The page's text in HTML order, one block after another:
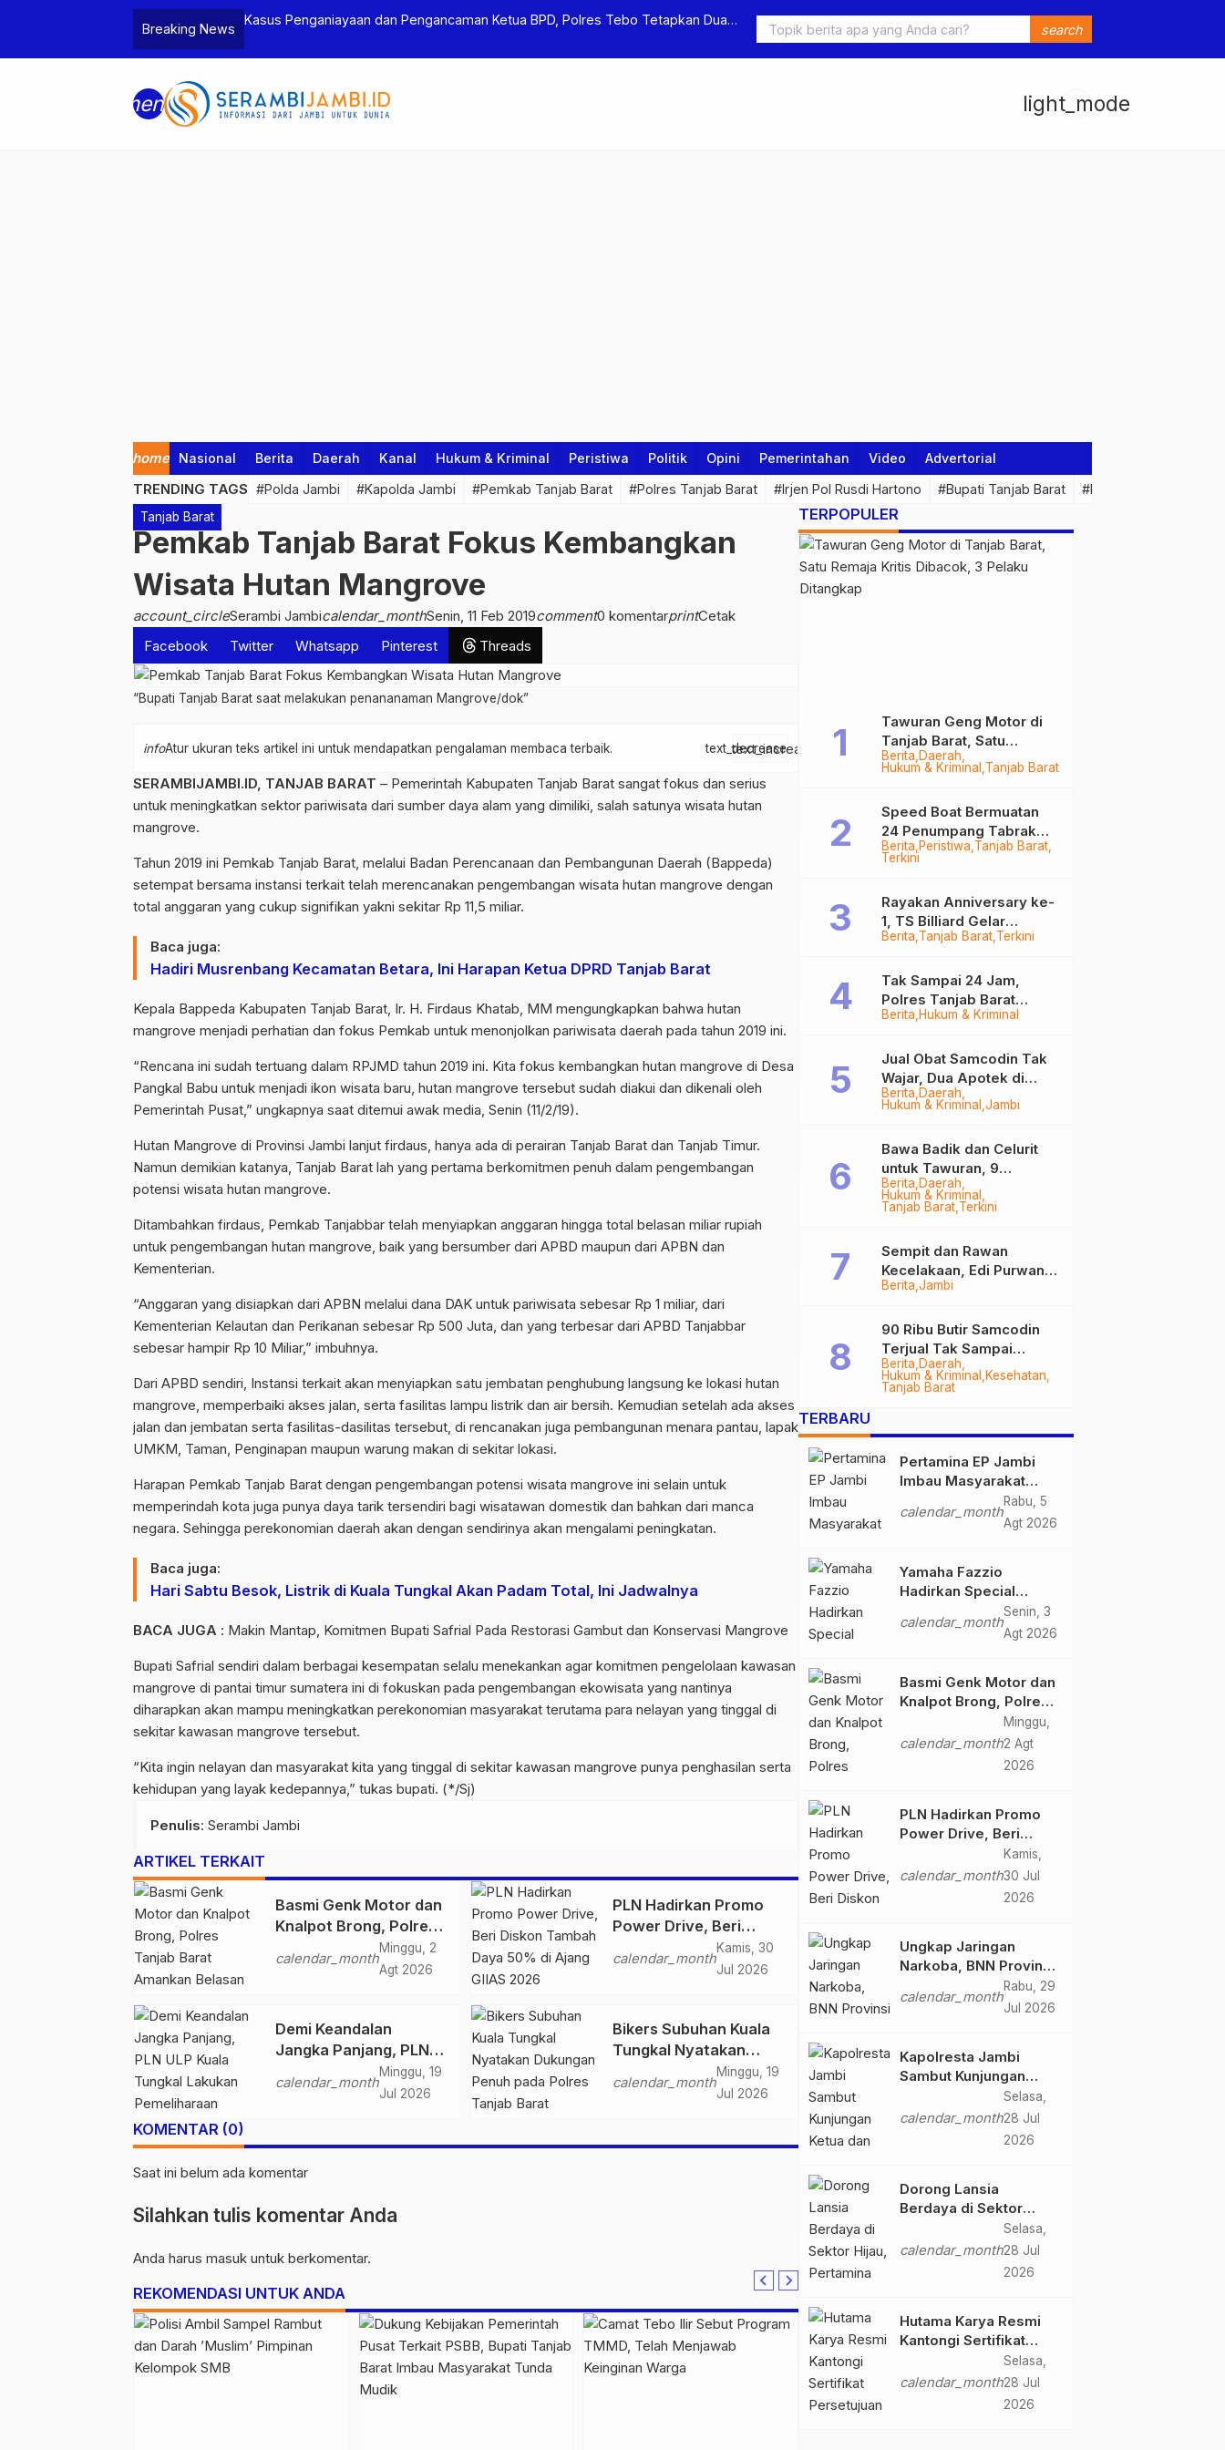
Breaking News
Kasus Penganiayaan dan Pengancaman Ketua BPD, Polres Tebo Tetapkan Dua
Polres Tebo Ungkap Kasus Pengeroyokan dan Penganiayaan, Dua Pelaku
Pengeroyokan di Sumay Ditahan
search
menu light_mode
home Nasional Berita Daerah Kanal Hukum & Kriminal Peristiwa Politik Opini Pemerintahan Video Advertorial
TRENDING TAGS #Polda Jambi #Kapolda Jambi #Pemkab Tanjab Barat #Polres Tanjab Barat #Irjen Pol Rusdi Hartono #Bupati Tanjab Barat #Pemprov Jambi
Tanjab Barat
Pemkab Tanjab Barat Fokus Kembangkan
Wisata Hutan Mangrove
account_circleSerambi Jambicalendar_monthSenin, 11 Feb 2019comment0 komentarprintCetak
Facebook
Twitter Whatsapp Pinterest Threads
“Bupati Tanjab Barat saat melakukan penananaman Mangrove/dok”
infoAtur ukuran teks artikel ini untuk mendapatkan pengalaman membaca terbaik. text_decrease
text_increase
SERAMBIJAMBI.ID, TANJAB BARAT – Pemerintah Kabupaten Tanjab Barat sangat fokus dan serius
untuk meningkatkan sektor pariwisata dari sumber daya alam yang dimiliki, salah satunya wisata hutan
mangrove.
Tahun 2019 ini Pemkab Tanjab Barat, melalui Badan Perencanaan dan Pembangunan Daerah (Bappeda)
setempat bersama instansi terkait telah merencanakan pengembangan wisata hutan mangrove dengan
total anggaran yang cukup signifikan yakni sekitar Rp 11,5 miliar.
Baca juga:
Hadiri Musrenbang Kecamatan Betara, Ini Harapan Ketua DPRD Tanjab Barat
Kepala Bappeda Kabupaten Tanjab Barat, Ir. H. Firdaus Khatab, MM mengungkapkan bahwa hutan
mangrove menjadi perhatian dan fokus Pemkab untuk menonjolkan pariwisata daerah pada tahun 2019 ini.
“Rencana ini sudah tertuang dalam RPJMD tahun 2019 ini. Kita fokus kembangkan hutan mangrove di Desa
Pangkal Babu untuk menjadi ikon wisata baru, hutan mangrove tersebut sudah diakui dan dikenali oleh
Pemerintah Pusat,” ungkapnya saat ditemui awak media, Senin (11/2/19).
Hutan Mangrove di Provinsi Jambi lanjut firdaus, hanya ada di perairan Tanjab Barat dan Tanjab Timur.
Namun demikian katanya, Tanjab Barat lah yang pertama berkomitmen penuh dalam pengembangan
potensi wisata hutan mangrove.
Ditambahkan firdaus, Pemkab Tanjabbar telah menyiapkan anggaran hingga total belasan miliar rupiah
untuk pengembangan hutan mangrove, baik yang bersumber dari APBD maupun dari APBN dan
Kementerian.
“Anggaran yang disiapkan dari APBN melalui dana DAK untuk pariwisata sebesar Rp 1 miliar, dari
Kementerian Kelautan dan Perikanan sebesar Rp 500 Juta, dan yang terbesar dari APBD Tanjabbar
sebesar hampir Rp 10 Miliar,” imbuhnya.
Dari APBD sendiri, Instansi terkait akan menyiapkan satu jembatan penghubung langsung ke lokasi hutan
mangrove, memperbaiki akses jalan, serta fasilitas lampu listrik dan air bersih. Kemudian setelah ada akses
jalan dan jembatan serta fasilitas-dasilitas tersebut, di rencanakan juga pembangunan menara pantau, lapak
UMKM, Taman, Penginapan maupun warung makan di sekitar lokasi.
Harapan Pemkab Tanjab Barat dengan pengembangan potensi wisata mangrove ini selain untuk
memperindah kota juga punya daya tarik tersendiri bagi wisatawan domestik dan bahkan dari manca
negara. Sehingga perekonomian daerah akan dengan sendirinya akan mengalami peningkatan.
Baca juga:
Hari Sabtu Besok, Listrik di Kuala Tungkal Akan Padam Total, Ini Jadwalnya
BACA JUGA : Makin Mantap, Komitmen Bupati Safrial Pada Restorasi Gambut dan Konservasi Mangrove
Bupati Safrial sendiri dalam berbagai kesempatan selalu menekankan agar komitmen pengelolaan kawasan
mangrove di pantai timur sumatera ini di fokuskan pada pengembangan ekowisata yang nantinya
diharapkan akan mampu meningkatkan perekonomian masyarakat terutama para nelayan yang tinggal di
sekitar kawasan mangrove tersebut.
“Kita ingin nelayan dan masyarakat kita yang tinggal di sekitar kawasan mangrove punya penghasilan serta
kehidupan yang layak kedepannya,” tukas bupati. (*/Sj)
Penulis: Serambi Jambi
ARTIKEL TERKAIT
Basmi Genk Motor dan
Knalpot Brong, Polres
Tanjab Barat Amankan
Belasan Kendaraan
calendar_month
Minggu, 2
Agt 2026
PLN Hadirkan Promo
Power Drive, Beri
Diskon Tambah Daya
50% di Ajang GIIAS
calendar_month
Kamis, 30
Jul 2026
Demi Keandalan
Jangka Panjang, PLN
ULP Kuala Tungkal
Lakukan Pemeliharaan
calendar_month
Minggu, 19
Jul 2026
Bikers Subuhan Kuala
Tungkal Nyatakan
Dukungan Penuh pada
Polres Tanjab Barat
calendar_month
Minggu, 19
Jul 2026
KOMENTAR (0)
Saat ini belum ada komentar
Silahkan tulis komentar Anda
Anda harus masuk untuk berkomentar.
REKOMENDASI UNTUK ANDA
TERPOPULER
Berita Daerah
Hukum & Kriminal Tanjab Barat
Tawuran Geng Motor di
Tanjab Barat, Satu
Remaja Kritis Dibacok, 3
Pelaku Ditangkap
Berita Peristiwa Tanjab Barat
Terkini
Speed Boat Bermuatan
24 Penumpang Tabrak
Togok di Kuala Tungkal,
Berita Tanjab Barat Terkini
Rayakan Anniversary ke-
1, TS Billiard Gelar
Turnamen 9 Ball
Berita Hukum & Kriminal
Tak Sampai 24 Jam,
Polres Tanjab Barat
Ringkus Komplotan
Tungkal
Berita Daerah
Hukum & Kriminal Jambi
Jual Obat Samcodin Tak
Wajar, Dua Apotek di
Tanjab Barat Disegel
Berita Daerah
Hukum & Kriminal
Tanjab Barat Terkini
Bawa Badik dan Celurit
untuk Tawuran, 9
Anggota Geng Motor di
Tanjab Barat Diringkus
Berita Jambi
Sempit dan Rawan
Kecelakaan, Edi Purwanto
Targetkan Jalan Lintas
2028
Berita Daerah
Hukum & Kriminal
Kesehatan
Tanjab Barat
90 Ribu Butir Samcodin
Terjual Tak Sampai
Setahun, Indra Safari
Desak Audit Menyeluruh
TERBARU
Pertamina EP Jambi
Imbau Masyarakat
Tidak Beraktivitas di
Atas Jalur Pipa Migas
calendar_month
Rabu, 5
Agt 2026
Yamaha Fazzio
Hadirkan Special
Edition Sunset Blue,
Tampilkan Nuansa
calendar_month
Senin, 3
Agt 2026
Basmi Genk Motor dan
Knalpot Brong, Polres
Tanjab Barat Amankan
Belasan Kendaraan
calendar_month
Minggu,
2 Agt
2026
PLN Hadirkan Promo
Power Drive, Beri
Diskon Tambah Daya
50% di Ajang GIIAS
calendar_month
Kamis,
30 Jul
2026
Ungkap Jaringan
Narkoba, BNN Provinsi
Jambi dan Bea Cukai
Amankan Sembilan
Gram Sabu
calendar_month
Rabu, 29
Jul 2026
Kapolresta Jambi
Sambut Kunjungan
Ketua dan Pengurus
PWI Kota Jambi
Perkuat Sinergi dan
calendar_month
Selasa,
28 Jul
2026
Dorong Lansia
Berdaya di Sektor
Hijau, Pertamina EP
Jambi Gagas
Lansiapreneur Batik
calendar_month
Selasa,
28 Jul
2026
Hutama Karya Resmi
Kantongi Sertifikat
Persetujuan Laik
Fungsi Struktur
Jembatan Musi V Tol
calendar_month
Selasa,
28 Jul
2026